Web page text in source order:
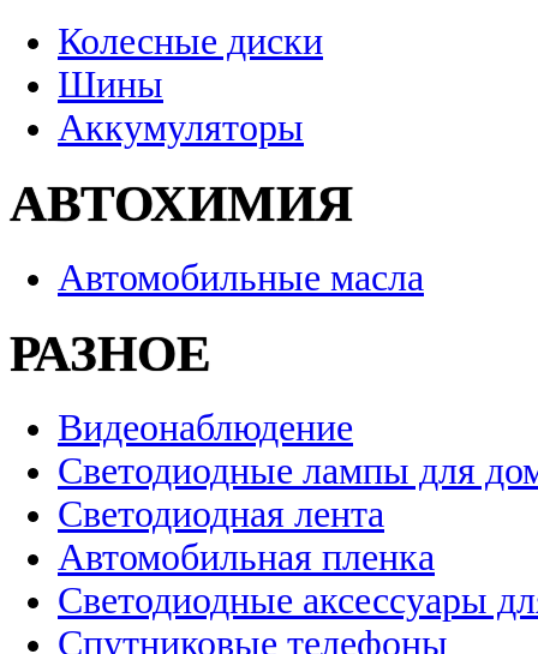
Колесные диски
Шины
Аккумуляторы
АВТОХИМИЯ
Автомобильные масла
РАЗНОЕ
Видеонаблюдение
Светодиодные лампы для
Светодиодная лента
Автомобильная пленка
Светодиодные аксессуары
Спутниковые телефоны